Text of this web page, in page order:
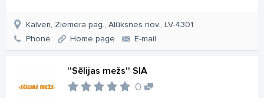
Kalveri, Ziemera pag., Alūksnes nov., LV-4301
Phone
Home page E-mail
''Sēlijas mežs'' SIA
0